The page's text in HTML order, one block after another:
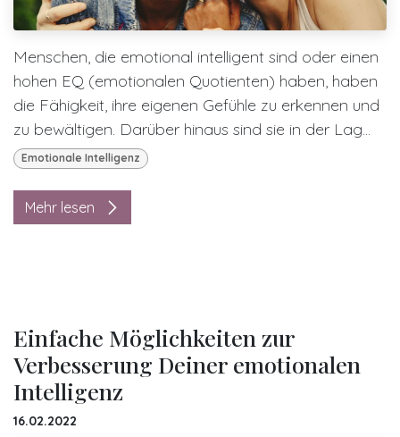
Menschen, die emotional intelligent sind oder einen
hohen EQ (emotionalen Quotienten) haben, haben
die Fähigkeit, ihre eigenen Gefühle zu erkennen und
zu bewältigen. Darüber hinaus sind sie in der Lag...
Emotionale Intelligenz
Mehr lesen
Einfache Möglichkeiten zur
Verbesserung Deiner emotionalen
Intelligenz
16.02.2022